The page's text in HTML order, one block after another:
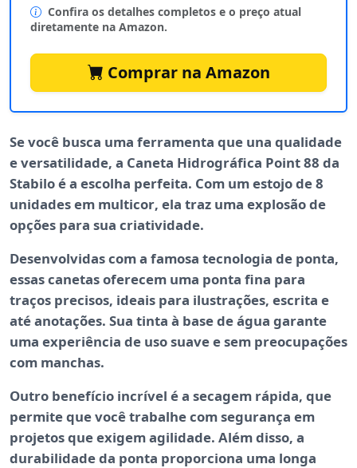
Confira os detalhes completos e o preço atual
diretamente na Amazon.
Comprar na Amazon
Se você busca uma ferramenta que una qualidade
eversatilidade, a Caneta Hidrográfica Point 88 da
Stabilo é a escolha perfeita. Com um estojo de 8
unidades em multicor, ela traz uma explosão de
opções para sua criatividade.
Desenvolvidas com a famosa tecnologia de ponta,
essas canetas oferecem uma ponta fina para
traços precisos, ideais para ilustrações, escrita e
até anotações. Sua tinta à base de água garante
uma experiência de uso suave e sem preocupações
com manchas.
Outro benefício incrível é a secagem rápida, que
permite que você trabalhe com segurança em
projetos que exigem agilidade. Além disso, a
durabilidadeda ponta proporciona uma longa